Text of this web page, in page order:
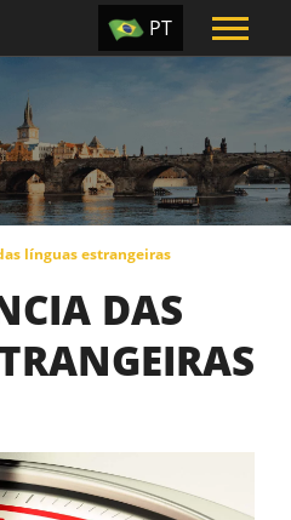
TR
PT
UA
CZ
RU
línguas estrangeiras
DAS